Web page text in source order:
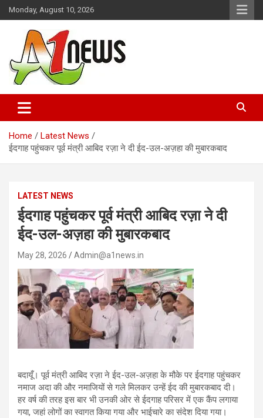
Skip
to
content
Monday, August 10, 2026
A1news.in
Home
Latest News
ईदगाह पहुंचकर पूर्व मंत्री आबिद रज़ा ने दी ईद-उल-अज़हा की मुबारकबाद
LATEST NEWS
ईदगाह पहुंचकर पूर्व मंत्री आबिद रज़ा ने दी
ईद-उल-अज़हा की मुबारकबाद
May 28, 2026 Admin@a1news.in
बदायूँ। पूर्व मंत्री आबिद रज़ा ने ईद-उल-अज़हा के मौके पर ईदगाह पहुंचकर
नमाज अदा की और नमाजियों से गले मिलकर उन्हें ईद की मुबारकबाद दी।
हर वर्ष की तरह इस बार भी उनकी ओर से ईदगाह परिसर में एक कैंप लगाया
गया, जहां लोगों का स्वागत किया गया और भाईचारे का संदेश दिया गया।